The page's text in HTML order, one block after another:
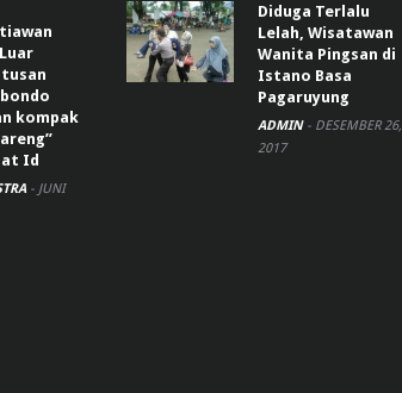
kompak
Id
- JUNI
Diduga Terlalu
Lelah, Wisatawan
Wanita Pingsan di
Istano Basa
Pagaruyung
ADMIN - DESEMBER 26,
2017